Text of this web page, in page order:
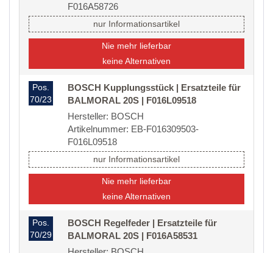
F016A58726
nur Informationsartikel
Nie mehr lieferbar
keine Alternativen
Pos.
70/23
BOSCH Kupplungsstück | Ersatzteile für
BALMORAL 20S | F016L09518
Hersteller: BOSCH
Artikelnummer: EB-F016309503-
F016L09518
nur Informationsartikel
Nie mehr lieferbar
keine Alternativen
Pos.
70/29
BOSCH Regelfeder | Ersatzteile für
BALMORAL 20S | F016A58531